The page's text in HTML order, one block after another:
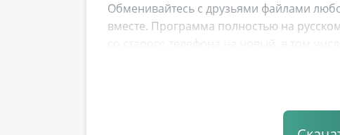
Обменивайтесь с друзьями файлами
вместе. Программа полностью на
со старого телефона на новый, в том
моменты своей жизни без лишних